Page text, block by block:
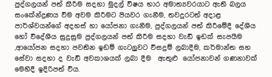
පුද්ගලයන් පත් කිරීම සදහා මුදල් විෂය භාර අමාත්‍යවරයාට ඇති බලය
සංකේන්ද්‍රණය වීම අවම කිරීමට පියවර ගැනීම, තවදුරටත් අදාළ
පාර්ශ්වයන්ගේ අදහස් හා යෝජනා ගැනීම, පුද්ගලයන් පත් කිරීමේදී දේශීය
හෝ විදේශීය සුදුසුම පුද්ගලයන් පත් කිරීම සදහා වැඩි ඉඩක් සැපයීම
,ආයෝජන සදහා පවතින ඉඩම් ගැටලුවට විසදුම් ලබාදීම, කර්මාන්ත සහ
සේවා සදහා ද වැඩි අවකාශයක් ලබා දීම ඇතුළු යෝජනාවන් ගණනාවක්
මෙහිදී ඉදිරිපත් විය.